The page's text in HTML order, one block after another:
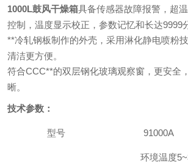
1000L鼓风干燥箱具备传感器故障报警，超
控制，温度显示校正，参数记忆和长达9999
**冷轧钢板制作的外壳，采用淋化静电喷粉
清洁更方便。
符合CCC**的双层钢化玻璃观察窗，更安全
晰。
技术参数：
型号 91000A
环境温度